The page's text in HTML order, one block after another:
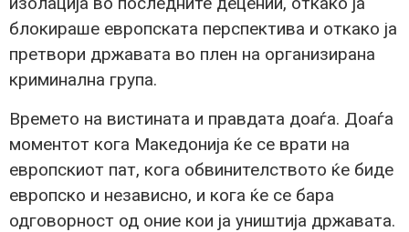
блокираше европската перспектива и откако ја
претвори државата во плен на организирана
криминална група.
Времето на вистината и правдата доаѓа. Доаѓа
моментот кога Македонија ќе се врати на
европскиот пат, кога обвинителството ќе биде
европско и независно, и кога ќе се бара
одговорност од оние кои ја уништија државата.